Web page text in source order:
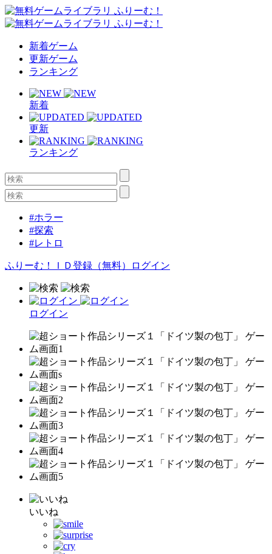
新着ゲーム
更新ゲーム
ランキング
新着
更新
ランキング
#ホラー
#探索
#レトロ
ふりーむ！ＩＤ登録（無料） ログイン
ログイン
いいね